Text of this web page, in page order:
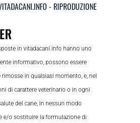
- RIPRODUZIONE
in vitadacani.info hanno uno
informativo, possono essere
in qualsiasi momento, e, nel
di carattere veterinario o in ogni
del cane, in nessun modo
e/o sostituire la formulazione di